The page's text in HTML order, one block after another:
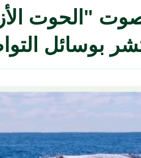
"الحوت
بوسائل